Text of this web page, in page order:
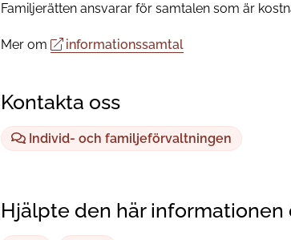
Familjerätten ansvarar för samtalen som är
Mer om informationssamtal
Kontakta oss
Individ- och familjeförvaltningen
Hjälpte den här informationen